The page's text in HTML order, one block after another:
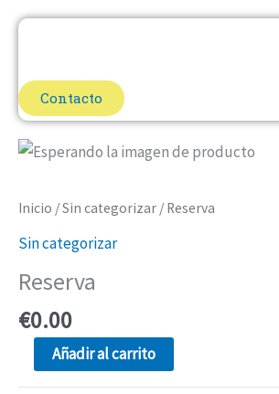
Contacto
Inicio /Sin categorizar / Reserva
Sin categorizar
Reserva
€0.00
Reserva
Añadir al carrito